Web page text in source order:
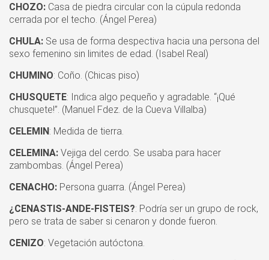
CHOZO: Casa de piedra circular con la cúpula redonda
cerrada por el techo. (Ángel Perea)
CHULA: Se usa de forma despectiva hacia una persona del
sexo femenino sin limites de edad. (Isabel Real)
CHUMINO: Coño. (Chicas piso)
CHUSQUETE: Indica algo pequeño y agradable. “¡Qué
chusquete!”. (Manuel Fdez. de la Cueva Villalba)
CELEMIN: Medida de tierra.
CELEMINA: Vejiga del cerdo. Se usaba para hacer
zambombas. (Ángel Perea)
CENACHO: Persona guarra. (Ángel Perea)
¿CENASTIS-ANDE-FISTEIS?: Podría ser un grupo de rock,
pero se trata de saber si cenaron y donde fueron.
CENIZO: Vegetación autóctona.